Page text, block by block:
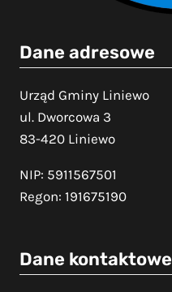
Dane adresowe
Urząd Gminy Liniewo
ul. Dworcowa 3
83-420 Liniewo
NIP: 5911567501
Regon: 191675190
Dane kontaktowe